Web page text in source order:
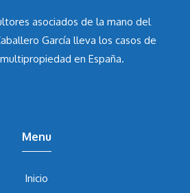
asociados de la mano del
Garcíalleva los casos de